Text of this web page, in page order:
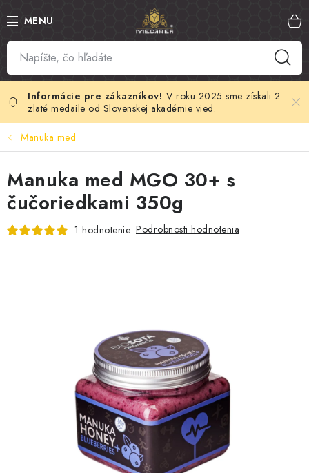
na
SLOVENSKÝ MED
MANUKA MED
VČELÍ PEĽ
MATERSKÁ KAŠIČKA
VČELÍ JED
MEDOVÉ DARČEKOVÉ SETY
VÝROBKY Z VOSKU
DOPLNKY KU VČELÍM PRODUKTOM
MEDOVÉ CUKROVINKY
V roku 2025 sme získali 2
zlaté medaile od Slovenskej akadémie vied.
Manuka med
Manuka med MGO 30+ s
čučoriedkami 350g
1 hodnotenie Podrobnosti hodnotenia